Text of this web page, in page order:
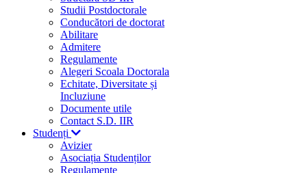
Studii Postdoctorale
Conducători de doctorat
Abilitare
Admitere
Regulamente
Alegeri Scoala Doctorala
Echitate, Diversitate și
Incluziune
Documente utile
Contact S.D. IIR
Studenți
Avizier
Asociația Studenților
Regulamente